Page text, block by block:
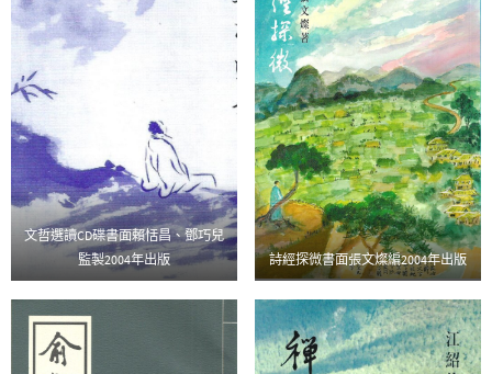
文哲選讀CD碟書面賴恬昌、鄧巧兒
監製2004年出版
詩經探微書面張文燦編2004年出版